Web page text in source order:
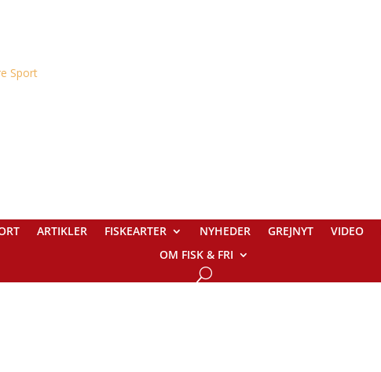
ARTIKLER FISKEARTER NYHEDER GREJNYT VIDEO
OM FISK & FRI